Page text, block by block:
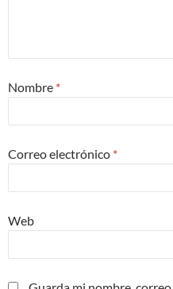
Nombre *
Correo electrónico *
Web